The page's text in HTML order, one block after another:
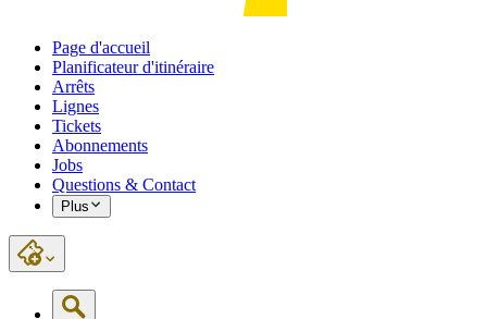
Page d'accueil
Planificateur d'itinéraire
Arrêts
Lignes
Tickets
Abonnements
Jobs
Questions & Contact
Plus